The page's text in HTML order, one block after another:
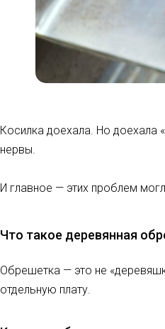
Косилка доехала. Но доехала
нервы.
И главное — этих проблем
Что такое деревянная
Обрешетка — это не
отдельную плату.